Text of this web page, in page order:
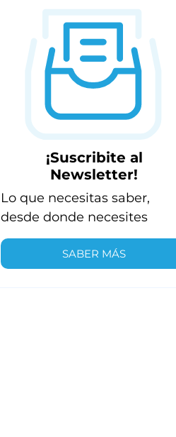
¡Suscribite al
Newsletter!
Lo que necesitas saber,
desde donde necesites
SABER MÁS